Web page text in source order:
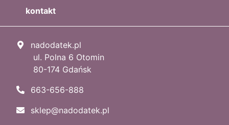
kontakt
nadodatek.pl
ul. Polna 6 Otomin
80-174 Gdańsk
663-656-888
sklep@nadodatek.pl